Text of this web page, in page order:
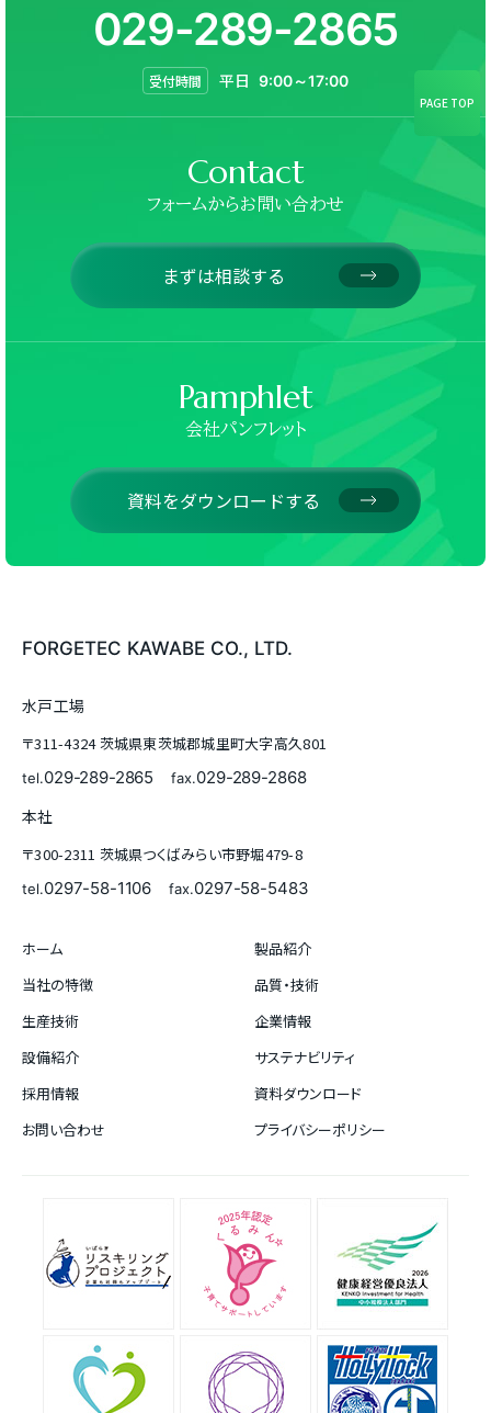
029-289-2865
受付時間 平日 9:00～17:00
Contact
フォームからお問い合わせ
まずは相談する
Pamphlet
会社パンフレット
資料をダウンロードする
FORGETEC KAWABE CO., LTD.
水戸工場
〒311-4324 茨城県東茨城郡城里町大字高久801
tel.029-289-2865 fax.029-289-2868
本社
〒300-2311 茨城県つくばみらい市野堀479-8
tel.0297-58-1106 fax.0297-58-5483
ホーム
当社の特徴
生産技術
設備紹介
採用情報
お問い合わせ
製品紹介
品質・技術
企業情報
サステナビリティ
資料ダウンロード
プライバシーポリシー
PAGE TOP